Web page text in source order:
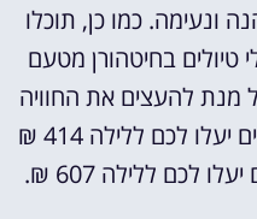
ונעימה. כמו כן, תוכלו
בחיטהורן מטעם
מנת להעצים את החוויה
מלונות השלושה כוכבים יעלו לכם ללילה 414 ₪
לכם ללילה 607 ₪.